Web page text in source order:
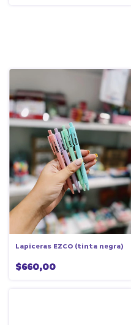
Lapiceras EZCO (tinta negra)
$660,00